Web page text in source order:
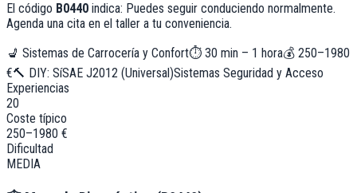
El código B0440 indica: Puedes seguir conduciendo normalmente.
Agenda una cita en el taller a tu conveniencia.
💺 Sistemas de Carrocería y Confort⏱ 30 min – 1 hora💰 250–1980
€🔨 DIY: SíSAE J2012 (Universal)Sistemas Seguridad y Acceso
Experiencias
20
Coste típico
250–1980 €
Dificultad
MEDIA